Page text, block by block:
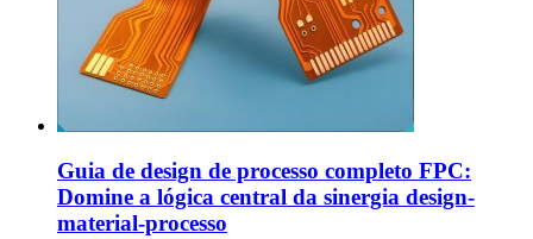
Guia de design de processo completo FPC:
Domine a lógica central da sinergia design-
material-processo